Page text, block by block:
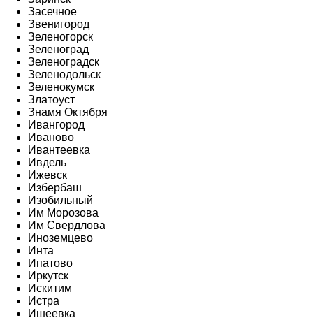
Засечное
Звенигород
Зеленогорск
Зеленоград
Зеленоградск
Зеленодольск
Зеленокумск
Златоуст
Знамя Октября
Ивангород
Иваново
Ивантеевка
Ивдель
Ижевск
Избербаш
Изобильный
Им Морозова
Им Свердлова
Иноземцево
Инта
Ипатово
Иркутск
Искитим
Истра
Ишеевка